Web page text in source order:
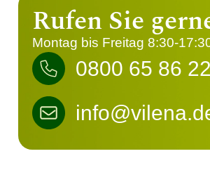
Rufen Sie
Montag bis Freitag 8:30-
0800 65 86